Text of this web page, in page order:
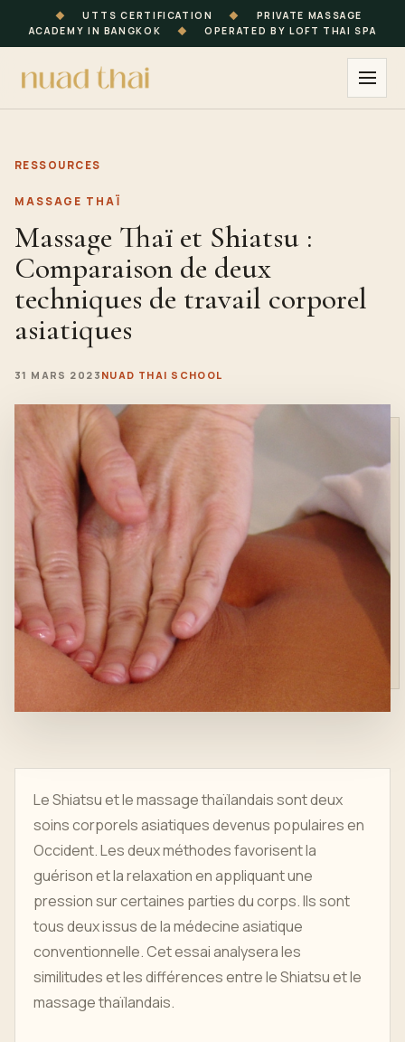
◆ UTTS CERTIFICATION ◆
PRIVATE MASSAGE
ACADEMY IN BANGKOK
◆ OPERATED BY LOFT THAI SPA
RESSOURCES
MASSAGE THAÏ
Massage Thaï et Shiatsu :
Comparaison de deux
techniques de travail corporel
asiatiques
31 MARS 2023 NUAD THAI SCHOOL
Le Shiatsu et le massage thaïlandais sont deux
soins corporels asiatiques devenus populaires en
Occident. Les deux méthodes favorisent la
guérison et la relaxation en appliquant une
pression sur certaines parties du corps. Ils sont
tous deux issus de la médecine asiatique
conventionnelle. Cet essai analysera les
similitudes et les différences entre le Shiatsu et le
massage thaïlandais.